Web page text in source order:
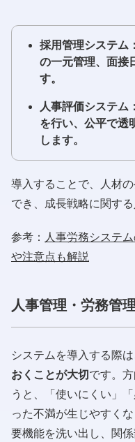
採用管理システム
の一元管理、面接
す。
人事評価システム
を行い、公平で透
します。
導入することで、人材
でき、成長戦略に関す
参考：
人事労務システ
や注意点も解説
人事管理・労務管
システムを導入する際は
おくことが大切 です。
うと、「使いにくい」
った不満が生じやすく
要機能を洗い出し、関